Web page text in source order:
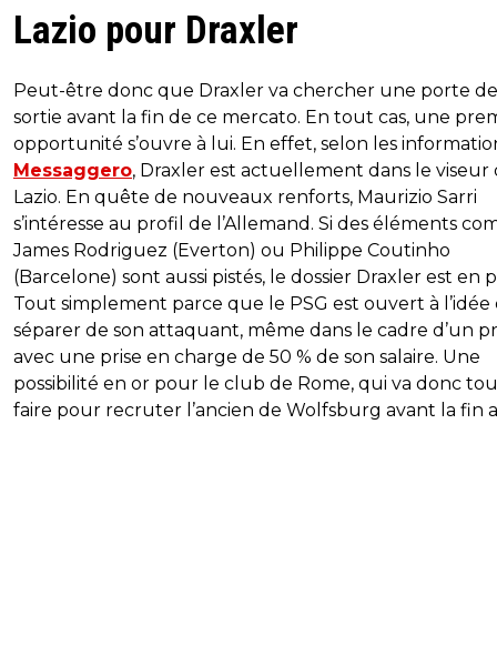
Lazio pour Draxler
Peut-être donc que Draxler va chercher une porte de
sortie avant la fin de ce mercato. En tout cas, une
opportunité s’ouvre à lui. En effet, selon les
Messaggero, Draxler est actuellement dans le viseur
Lazio. En quête de nouveaux renforts, Maurizio Sarri
s’intéresse au profil de l’Allemand. Si des éléments
James Rodriguez (Everton) ou Philippe Coutinho
(Barcelone) sont aussi pistés, le dossier Draxler est en
Tout simplement parce que le PSG est ouvert à l’idée
séparer de son attaquant, même dans le cadre d’un
avec une prise en charge de 50 % de son salaire. Une
possibilité en or pour le club de Rome, qui va donc
faire pour recruter l’ancien de Wolfsburg avant la fin